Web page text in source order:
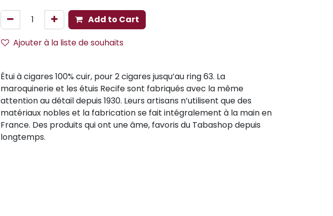
Add to Cart
Ajouter à la liste de souhaits
Étui à cigares 100% cuir, pour 2 cigares jusqu’au ring 63. La
maroquinerie et les étuis Recife sont fabriqués avec la même
attention au détail depuis 1930. Leurs artisans n’utilisent que des
matériaux nobles et la fabrication se fait intégralement à la main en
France. Des produits qui ont une âme, favoris du Tabashop depuis
longtemps.